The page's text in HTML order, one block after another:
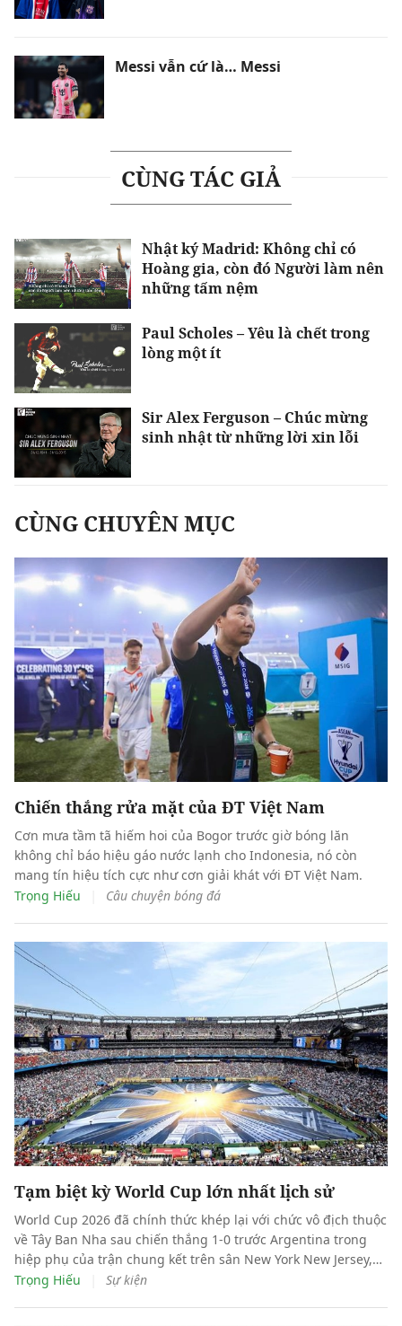
Messi vẫn cứ là… Messi
CÙNG TÁC GIẢ
Nhật ký Madrid: Không chỉ có
Hoàng gia, còn đó Người làm nên
những tấm nệm
Paul Scholes – Yêu là chết trong
lòng một ít
Sir Alex Ferguson – Chúc mừng
sinh nhật từ những lời xin lỗi
CÙNG CHUYÊN MỤC
Chiến thắng rửa mặt của ĐT Việt Nam
Cơn mưa tầm tã hiếm hoi của Bogor trước giờ bóng lăn
không chỉ báo hiệu gáo nước lạnh cho Indonesia, nó còn
mang tín hiệu tích cực như cơn giải khát với ĐT Việt Nam.
Trọng Hiếu
Câu chuyện bóng đá
Tạm biệt kỳ World Cup lớn nhất lịch sử
World Cup 2026 đã chính thức khép lại với chức vô địch thuộc
về Tây Ban Nha sau chiến thắng 1-0 trước Argentina trong
hiệp phụ của trận chung kết trên sân New York New Jersey,
khép lại 39 ngày hè tại Bắc Mỹ.
Trọng Hiếu Sự kiện